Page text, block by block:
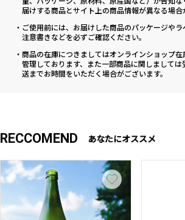
届けする商品とサイト上の商品情報が異なる場合
・ご使用前には、お届けした商品のパッケージや
注意書きなどを必ずご確認ください。
・商品の在庫につきましてはオンラインショップ
管理しております、また一部商品に関しまして
送までお時間をいただく場合がございます。
RECCOMEND あなたにオススメ